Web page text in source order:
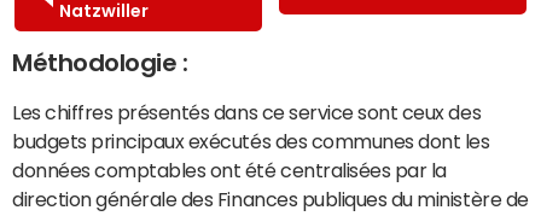
Natzwiller
Méthodologie :
Les chiffres présentés dans ce service sont ceux des
budgets principaux exécutés des communes dont les
données comptables ont été centralisées par la
direction générale des Finances publiques du ministère de